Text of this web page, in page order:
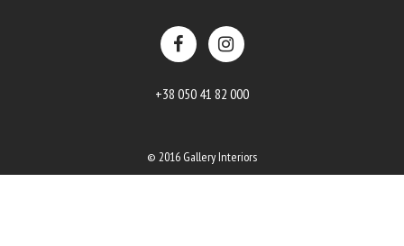
+38 050 41 82 000
© 2016 Gallery Interiors